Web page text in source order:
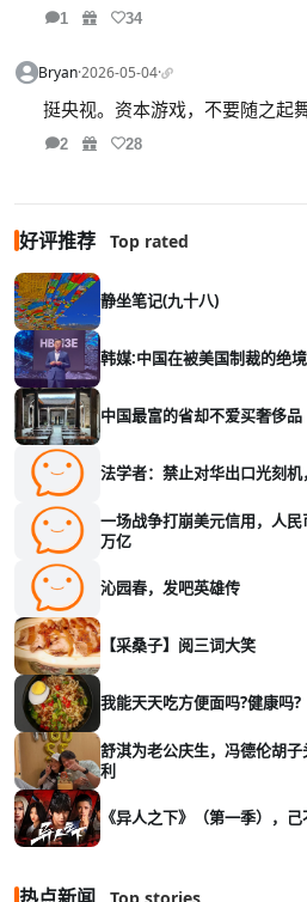
1 34
Bryan·2026-05-04·
挺央视。资本游戏，不要随之起舞
2 28
好评推荐 Top rated
静坐笔记(九十八)
韩媒:中国在被美国制裁的绝
中国最富的省却不爱买奢侈品
法学者：禁止对华出口光刻
一场战争打崩美元信用，人
万亿
沁园春，发吧英雄传
【采桑子】阅三词大笑
我能天天吃方便面吗?健康吗?
舒淇为老公庆生，冯德伦胡
利
《异人之下》（第一季），